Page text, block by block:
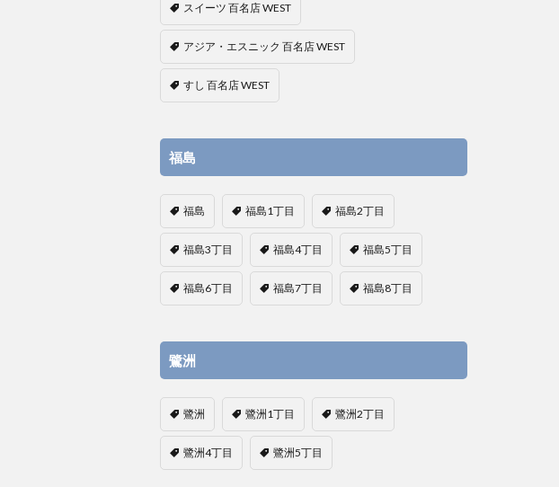
スイーツ 百名店 WEST
アジア・エスニック 百名店 WEST
すし 百名店 WEST
福島
福島 福島1丁目 福島2丁目
福島3丁目 福島4丁目 福島5丁目
福島6丁目 福島7丁目 福島8丁目
鷺洲
鷺洲 鷺洲1丁目 鷺洲2丁目
鷺洲4丁目 鷺洲5丁目